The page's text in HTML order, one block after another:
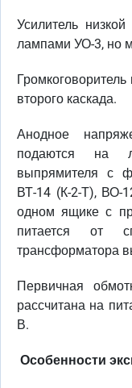
Усилитель
лампами УО-3, но
второго каскада.
Анодное
подаются на
выпрямителя с
ВТ-14 (К-2-Т), ВО-
одном ящике с
питается от
трансформатора
Первичная
рассчитана на
В.
Особенности